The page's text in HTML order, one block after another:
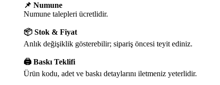
📌 Numune
Numune talepleri ücretlidir.
📦 Stok & Fiyat
Anlık değişiklik gösterebilir; sipariş öncesi teyit ediniz.
🖨️ Baskı Teklifi
Ürün kodu, adet ve baskı detaylarını iletmeniz yeterlidir.